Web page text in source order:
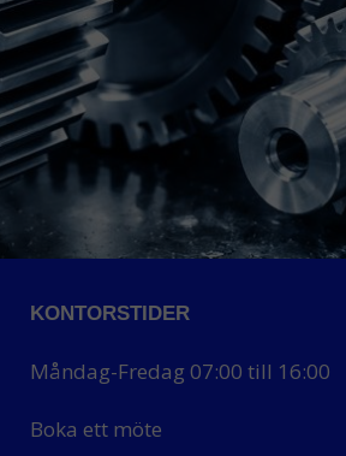
KONTORSTIDER
Måndag-Fredag 07:00 till 16:00
Boka ett möte